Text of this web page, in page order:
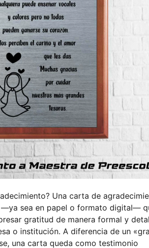
Una carta de
sea en papel o formato digital—
gratitud de manera formal y
o institución. A diferencia de un
una carta queda como testimonio